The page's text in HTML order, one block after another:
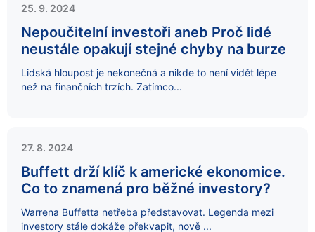
25. 9. 2024
Nepoučitelní investoři aneb Proč lidé
neustále opakují stejné chyby na burze
Lidská hloupost je nekonečná a nikde to není vidět lépe
než na finančních trzích. Zatímco...
27. 8. 2024
Buffett drží klíč k americké ekonomice.
Co to znamená pro běžné investory?
Warrena Buffetta netřeba představovat. Legenda mezi
investory stále dokáže překvapit, nově ...